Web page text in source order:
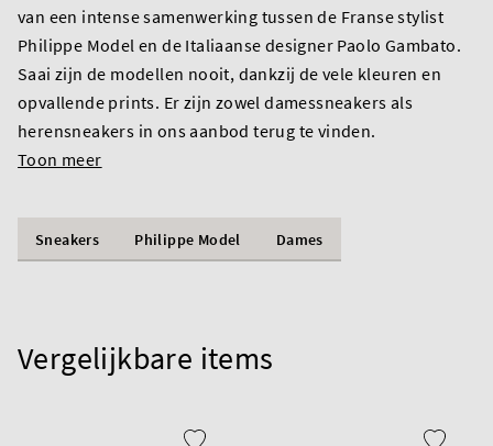
van een intense samenwerking tussen de Franse stylist
Philippe Model en de Italiaanse designer Paolo Gambato.
Saai zijn de modellen nooit, dankzij de vele kleuren en
opvallende prints. Er zijn zowel damessneakers als
herensneakers in ons aanbod terug te vinden.
Toon meer
Sneakers Philippe Model Dames
Vergelijkbare items